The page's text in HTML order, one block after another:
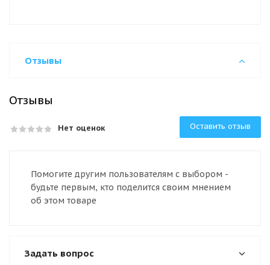
Отзывы
Отзывы
Нет оценок Оставить отзыв
Помогите другим пользователям с выбором -
будьте первым, кто поделится своим мнением
об этом товаре
Задать вопрос